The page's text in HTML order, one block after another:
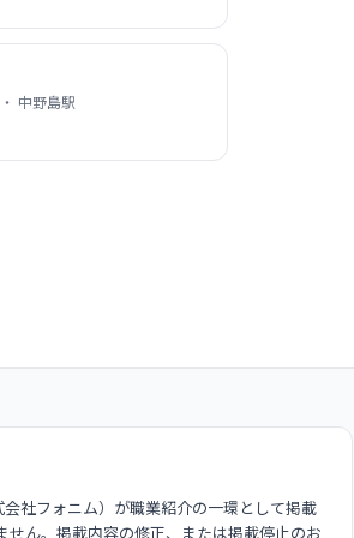
中野島駅
社フォニム）が職業紹介の一環として掲載
ん。掲載内容の修正、または掲載停止のお